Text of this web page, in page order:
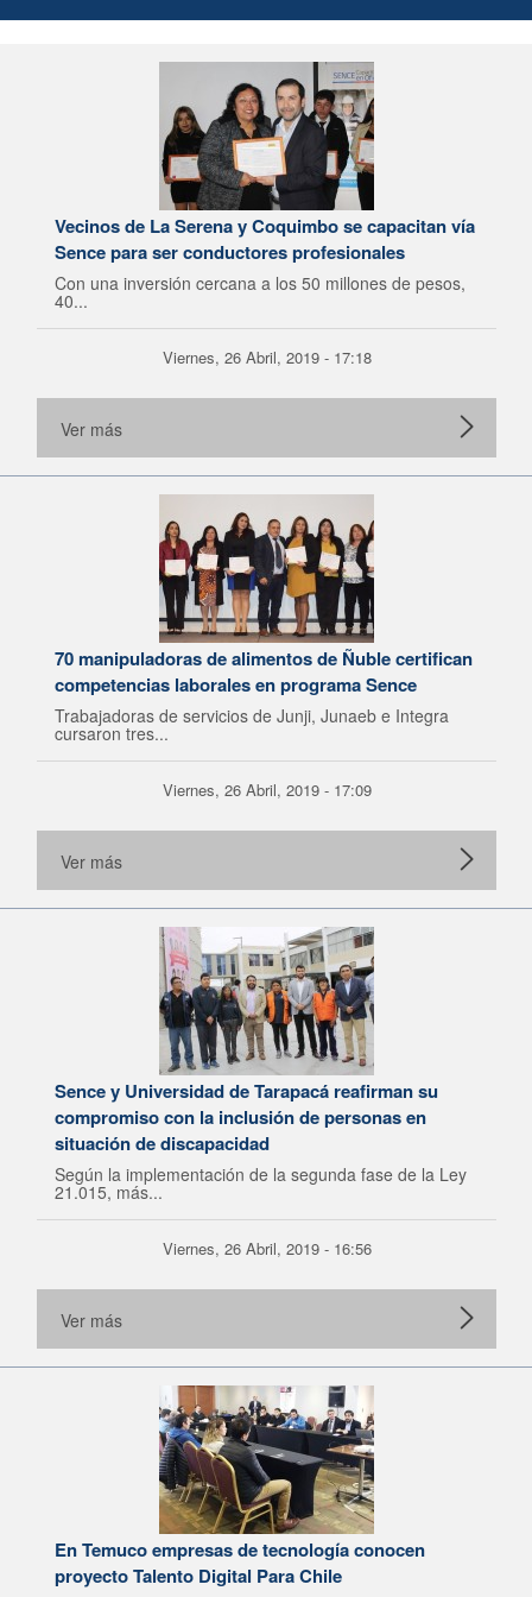
Vecinos de La Serena y Coquimbo se capacitan vía
Sence para ser conductores profesionales
Con una inversión cercana a los 50 millones de pesos,
40...
Viernes, 26 Abril, 2019 - 17:18
Ver más
70 manipuladoras de alimentos de Ñuble certifican
competencias laborales en programa Sence
Trabajadoras de servicios de Junji, Junaeb e Integra
cursaron tres...
Viernes, 26 Abril, 2019 - 17:09
Ver más
Sence y Universidad de Tarapacá reafirman su
compromiso con la inclusión de personas en
situación de discapacidad
Según la implementación de la segunda fase de la Ley
21.015, más...
Viernes, 26 Abril, 2019 - 16:56
Ver más
En Temuco empresas de tecnología conocen
proyecto Talento Digital Para Chile